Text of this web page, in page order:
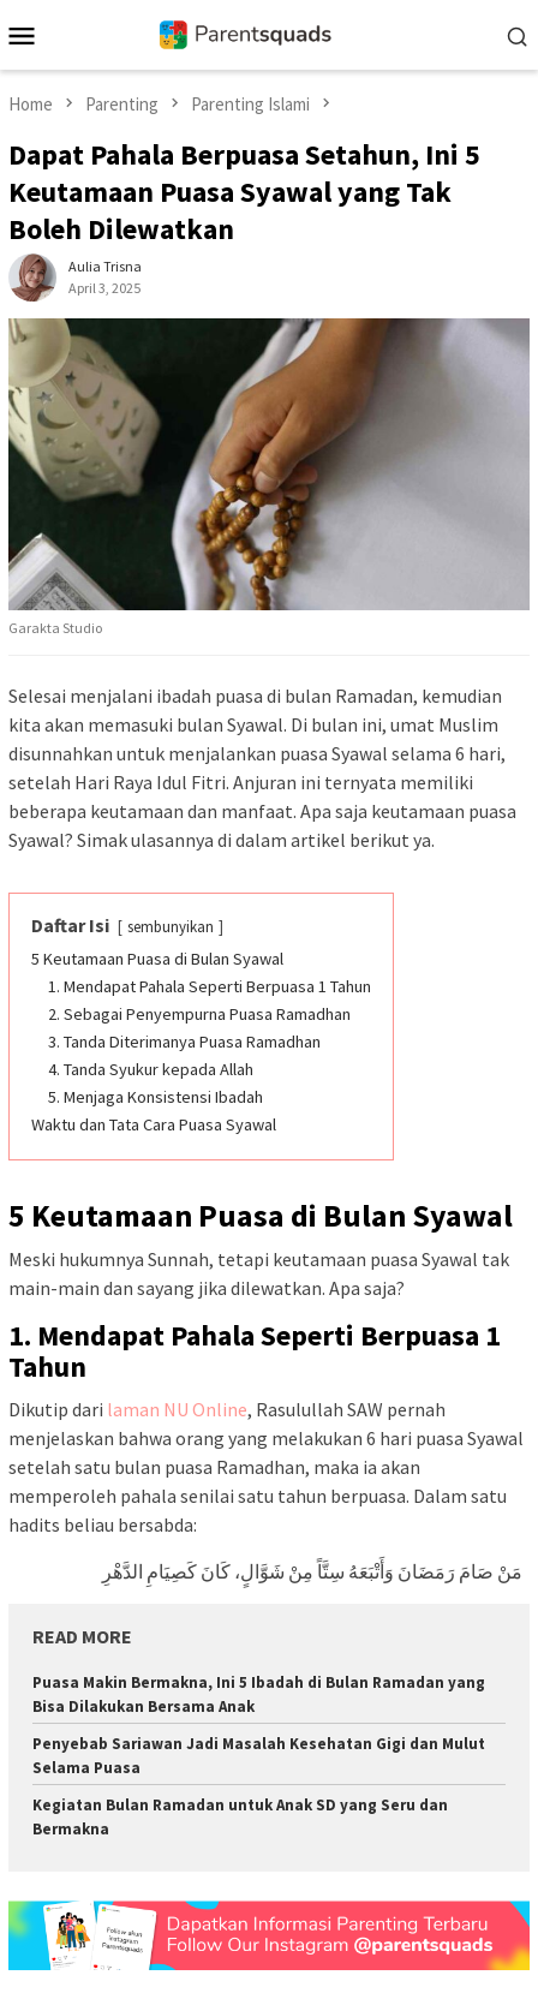
to
Menu
Home Parenting Parenting Islami
Dapat Pahala Berpuasa Setahun, Ini 5
Keutamaan Puasa Syawal yang Tak
Boleh Dilewatkan
Aulia Trisna
April 3, 2025
Garakta Studio
Selesai menjalani ibadah puasa di bulan Ramadan, kemudian
kita akan memasuki bulan Syawal. Di bulan ini, umat Muslim
disunnahkan untuk menjalankan puasa Syawal selama 6 hari,
setelah Hari Raya Idul Fitri. Anjuran ini ternyata memiliki
beberapa keutamaan dan manfaat. Apa saja keutamaan puasa
Syawal? Simak ulasannya di dalam artikel berikut ya.
Daftar Isi sembunyikan
5 Keutamaan Puasa di Bulan Syawal
1. Mendapat Pahala Seperti Berpuasa 1 Tahun
2. Sebagai Penyempurna Puasa Ramadhan
3. Tanda Diterimanya Puasa Ramadhan
4. Tanda Syukur kepada Allah
5. Menjaga Konsistensi Ibadah
Waktu dan Tata Cara Puasa Syawal
5 Keutamaan Puasa di Bulan Syawal
Meski hukumnya Sunnah, tetapi keutamaan puasa Syawal tak
main-main dan sayang jika dilewatkan. Apa saja?
1. Mendapat Pahala Seperti Berpuasa 1
Tahun
Dikutip dari laman NU Online, Rasulullah SAW pernah
menjelaskan bahwa orang yang melakukan 6 hari puasa Syawal
setelah satu bulan puasa Ramadhan, maka ia akan
memperoleh pahala senilai satu tahun berpuasa. Dalam satu
hadits beliau bersabda:
READ MORE
Puasa Makin Bermakna, Ini 5 Ibadah di Bulan Ramadan yang
Bisa Dilakukan Bersama Anak
Penyebab Sariawan Jadi Masalah Kesehatan Gigi dan Mulut
Selama Puasa
Kegiatan Bulan Ramadan untuk Anak SD yang Seru dan
Bermakna